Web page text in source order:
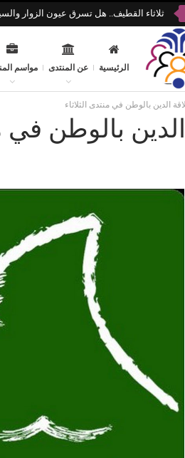
ثلاثاء القطيف.. هل تسرق عيون الزوار
الرئيسية عن المنتدى مواسم
الدين بالوطن في منتدى الثلاثاء
بالوطن في